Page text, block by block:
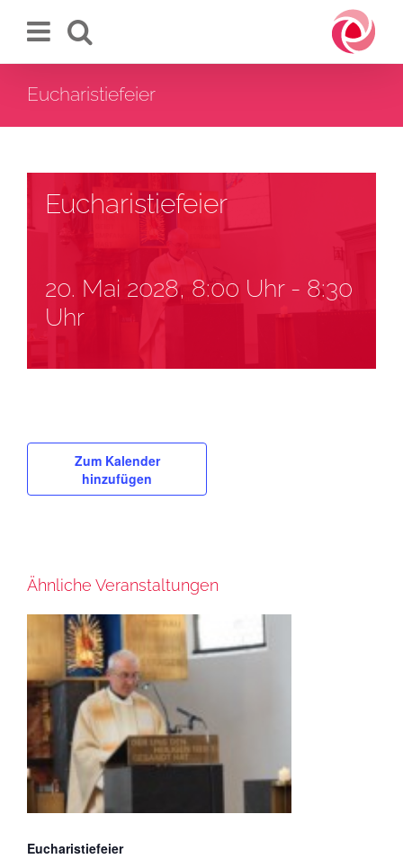
Inhalt
Eucharistiefeier
Eucharistiefeier
20. Mai 2028, 8:00 Uhr- 8:30
Uhr
Zum Kalender
hinzufügen
Ähnliche Veranstaltungen
Eucharistiefeier